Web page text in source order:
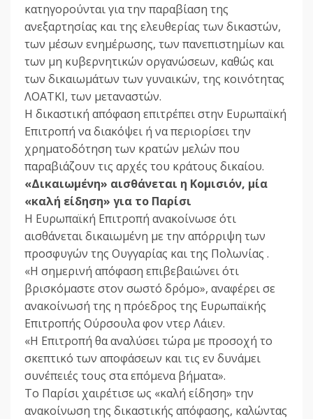
κατηγορούνται για την παραβίαση της
ανεξαρτησίας και της ελευθερίας των δικαστών,
των μέσων ενημέρωσης, των πανεπιστημίων και
των μη κυβερνητικών οργανώσεων, καθώς και
των δικαιωμάτων των γυναικών, της κοινότητας
ΛΟΑΤΚΙ, των μεταναστών.
Η δικαστική απόφαση επιτρέπει στην Ευρωπαϊκή
Επιτροπή να διακόψει ή να περιορίσει την
χρηματοδότηση των κρατών μελών που
παραβιάζουν τις αρχές του κράτους δικαίου.
«Δικαιωμένη» αισθάνεται η Κομισιόν, μία
«καλή είδηση» για το Παρίσι
Η Ευρωπαϊκή Επιτροπή ανακοίνωσε ότι
αισθάνεται δικαιωμένη με την απόρριψη των
προσφυγών της Ουγγαρίας και της Πολωνίας .
«Η σημερινή απόφαση επιβεβαιώνει ότι
βρισκόμαστε στον σωστό δρόμο», αναφέρει σε
ανακοίνωσή της η πρόεδρος της Ευρωπαϊκής
Επιτροπής Ούρσουλα φον ντερ Λάιεν.
«Η Επιτροπή θα αναλύσει τώρα με προσοχή το
σκεπτικό των αποφάσεων και τις εν δυνάμει
συνέπειές τους στα επόμενα βήματα».
Το Παρίσι χαιρέτισε ως «καλή είδηση» την
ανακοίνωση της δικαστικής απόφασης, καλώντας